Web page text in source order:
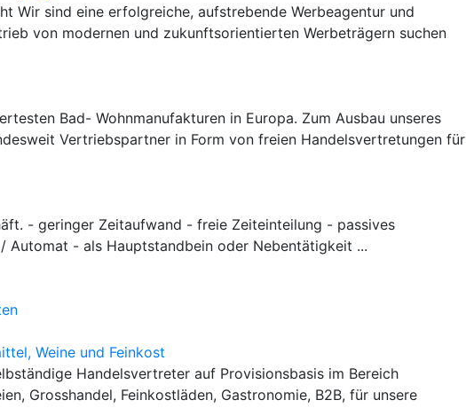
Wir sind eine erfolgreiche, aufstrebende Werbeagentur und
von modernen und zukunftsorientierten Werbeträgern suchen
Bad- Wohnmanufakturen in Europa. Zum Ausbau unseres
Vertriebspartner in Form von freien Handelsvertretungen für
- geringer Zeitaufwand - freie Zeiteinteilung - passives
- als Hauptstandbein oder Nebentätigkeit ...
Weine und Feinkost
Handelsvertreter auf Provisionsbasis im Bereich
Grosshandel, Feinkostläden, Gastronomie, B2B, für unsere